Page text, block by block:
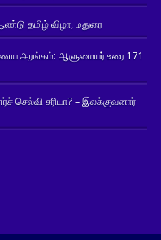
தமிழ் விழா, மதுரை
அரங்கம்: ஆளுமையர் உரை 171
செல்வி சரியா? – இலக்குவனார்